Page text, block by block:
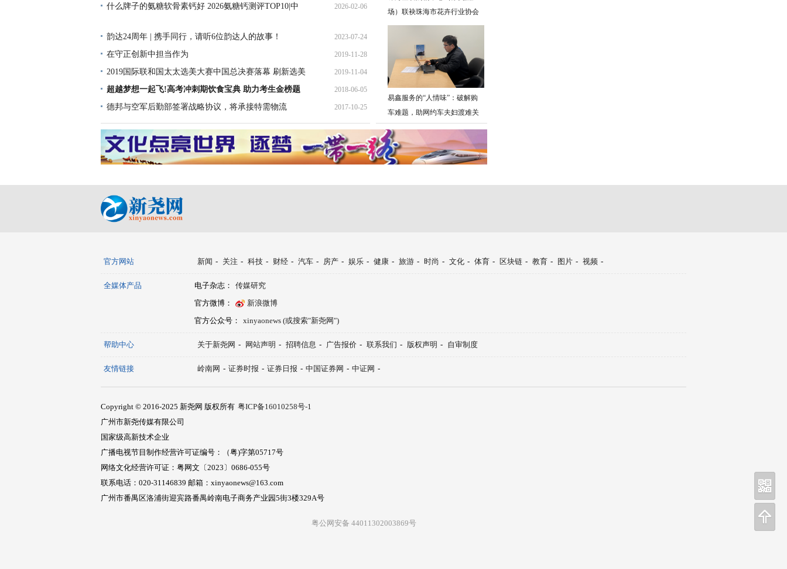
什么牌子的氨糖软骨素钙好 2026氨糖钙测评TOP10|中
2026-02-06
韵达24周年 | 携手同行，请听6位韵达人的故事！ 2023-07-24
在守正创新中担当作为 2019-11-28
2019国际联和国太太选美大赛中国总决赛落幕 刷新选美
新认知
2019-11-04
超越梦想一起飞!高考冲刺期饮食宝典 助力考生金榜题
名！
2018-06-05
德邦与空军后勤部签署战略协议，将承接特需物流 2017-10-25
场）联袂珠海市花卉行业协会
打造2026迎春花市年货节 上百
家摊主汇聚，鲜花
易鑫服务的“人情味”：破解购
车难题，助网约车夫妇渡难关
官方网站 新闻 - 关注 - 科技 - 财经 - 汽车 - 房产 - 娱乐 - 健康 - 旅游 - 时尚 - 文化 - 体育 - 区块链 - 教育 - 图片 - 视频 -
全媒体产品 电子杂志：
传媒研究
官方微博：
新浪微博
官方公众号：
xinyaonews (或搜索"新尧网")
帮助中心 关于新尧网 - 网站声明 - 招聘信息 - 广告报价 - 联系我们 - 版权声明 - 自审制度
友情链接 岭南网 - 证券时报 - 证券日报 - 中国证券网 - 中证网 -
Copyright © 2016-2025 新尧网 版权所有 粤ICP备16010258号-1
广州市新尧传媒有限公司
国家级高新技术企业
广播电视节目制作经营许可证编号：（粤)字第05717号
网络文化经营许可证：粤网文〔2023〕0686-055号
联系电话：020-31146839 邮箱：xinyaonews@163.com
广州市番禺区洛浦街迎宾路番禺岭南电子商务产业园5街3楼329A号
粤公网安备 44011302003869号